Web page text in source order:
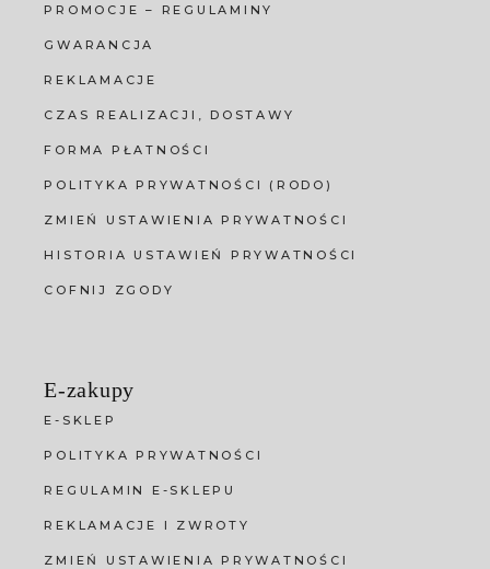
PROMOCJE – REGULAMINY
GWARANCJA
REKLAMACJE
CZAS REALIZACJI, DOSTAWY
FORMA PŁATNOŚCI
POLITYKA PRYWATNOŚCI (RODO)
ZMIEŃ USTAWIENIA PRYWATNOŚCI
HISTORIA USTAWIEŃ PRYWATNOŚCI
COFNIJ ZGODY
E-zakupy
E-SKLEP
POLITYKA PRYWATNOŚCI
REGULAMIN E-SKLEPU
REKLAMACJE I ZWROTY
ZMIEŃ USTAWIENIA PRYWATNOŚCI